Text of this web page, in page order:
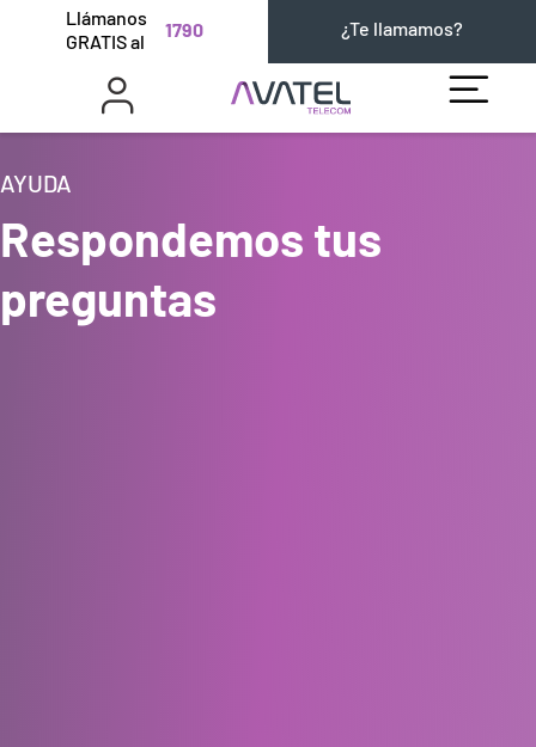
Llámanos
GRATIS al
1790 ¿Te llamamos?
AYUDA
Respondemos tus
preguntas